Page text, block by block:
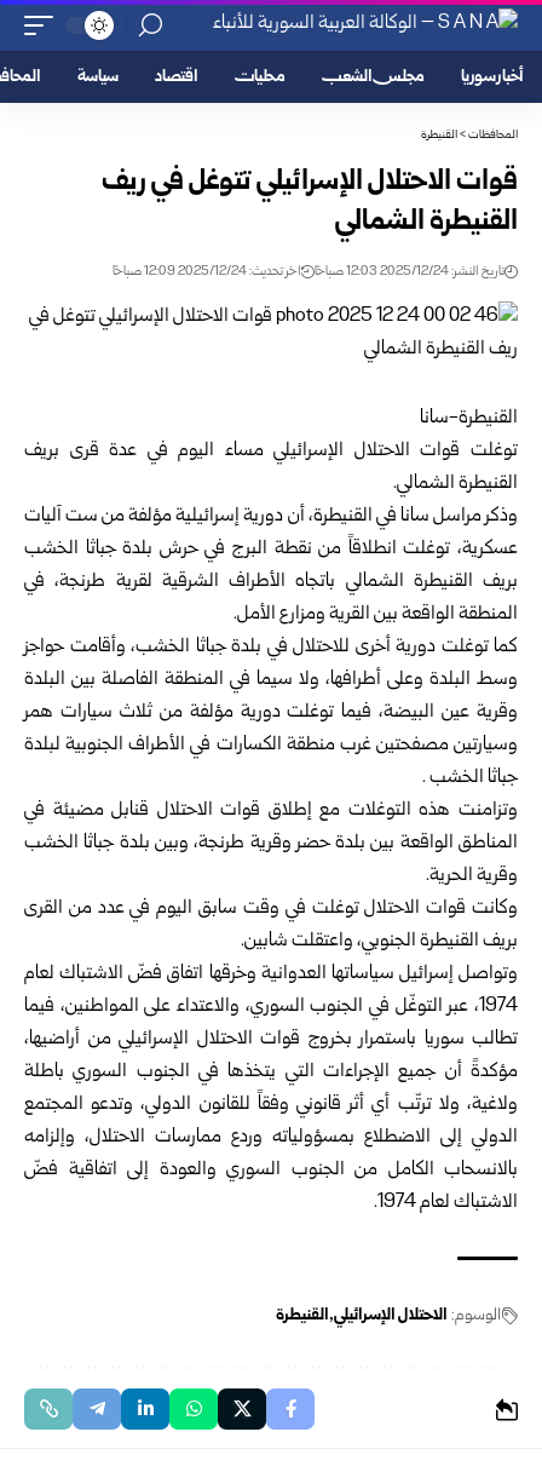
أخبار سوريا مجلس الشعب محليات اقتصاد سياسة
المحافظات>القنيطرة
قوات الاحتلال الإسرائيلي تتوغل في ريف
القنيطرة الشمالي
تاريخ النشر: 2025/12/24 12:03 صباحًا اخر تحديث: 2025/12/24 12:09 صباحًا
القنيطرة-سانا
توغلت قوات الاحتلال الإسرائيلي مساء اليوم في عدة قرى بريف
القنيطرةالشمالي.
وذكر مراسل سانا في القنيطرة، أن دورية إسرائيلية مؤلفة من ست آليات
عسكرية، توغلت انطلاقاً من نقطة البرج في حرش بلدة جباثا الخشب
بريف القنيطرة الشمالي باتجاه الأطراف الشرقية لقرية طرنجة، في
المنطقة الواقعة بين القرية ومزارع الأمل.
كما توغلت دورية أخرى للاحتلال في بلدة جباثا الخشب، وأقامت حواجز
وسط البلدة وعلى أطرافها، ولا سيما في المنطقة الفاصلة بين البلدة
وقرية عين البيضة، فيما توغلت دورية مؤلفة من ثلاث سيارات همر
وسيارتين مصفحتين غرب منطقة الكسارات في الأطراف الجنوبية لبلدة
جباثا الخشب .
وتزامنت هذه التوغلات مع إطلاق قوات الاحتلال قنابل مضيئة في
المناطق الواقعة بين بلدة حضر وقرية طرنجة، وبين بلدة جباثا الخشب
وقرية الحرية.
وكانت قوات الاحتلال توغلت في وقت سابق اليوم في عدد من القرى
بريف القنيطرة الجنوبي، واعتقلت شابين.
وتواصل إسرائيل سياساتها العدوانية وخرقها اتفاق فضّ الاشتباك لعام
1974، عبر التوغّل في الجنوب السوري، والاعتداء على المواطنين، فيما
تطالب سوريا باستمرار بخروج قوات الاحتلال الإسرائيلي من أراضيها،
مؤكدةً أن جميع الإجراءات التي يتخذها في الجنوب السوري باطلة
ولاغية، ولا ترتّب أي أثر قانوني وفقاً للقانون الدولي، وتدعو المجتمع
الدولي إلى الاضطلاع بمسؤولياته وردع ممارسات الاحتلال، وإلزامه
بالانسحاب الكامل من الجنوب السوري والعودة إلى اتفاقية فضّ
الاشتباك لعام 1974.
الوسوم: الاحتلال الإسرائيلي القنيطرة